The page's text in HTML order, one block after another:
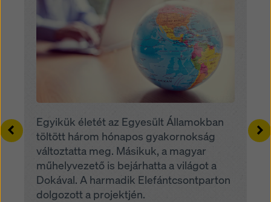
Egyikük életét az Egyesült Államokban
töltött három hónapos gyakornokság
változtatta meg. Másikuk, a magyar
műhelyvezető is bejárhatta a világot a
Dokával. A harmadik Elefántcsontparton
dolgozott a projektjén.
Left